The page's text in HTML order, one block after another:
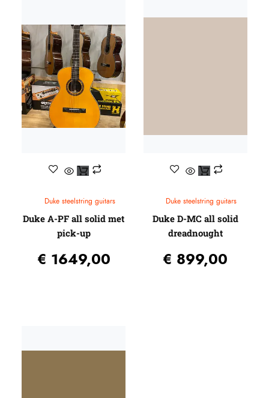
Baton Rouge
Randon
Reis gitaren
Beginners gitaren
Beginners gitaren
Knobloch
Stemapparaten
Guitar straps
Gitaartassen / koffers / Gig-bags / Cases
Standaards
Pick-up systemen
Duke steelstring guitars
Duke A-PF all solid met
pick-up
€ 1649,00
Duke steelstring guitars
Duke D-MC all solid
dreadnought
€ 899,00